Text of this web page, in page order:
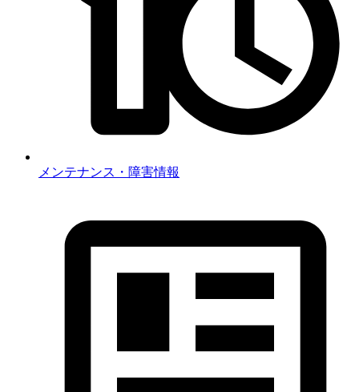
メンテナンス・障害情報